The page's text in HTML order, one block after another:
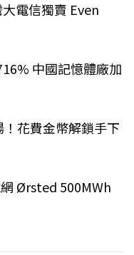
電信獨賣 Even
中國記憶體廠加
！花費金幣解鎖手下
Ørsted 500MWh